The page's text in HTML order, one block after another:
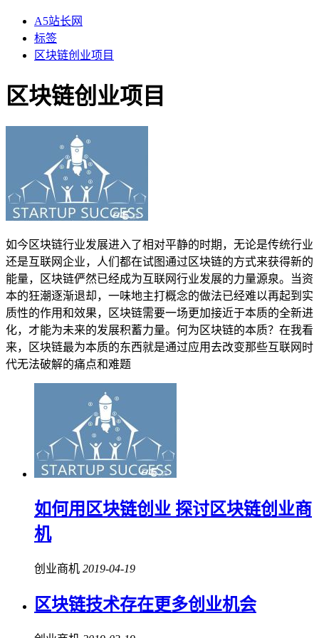
A5站长网
标签
区块链创业项目
区块链创业项目
如今区块链行业发展进入了相对平静的时期，无论是传统行业
还是互联网企业，人们都在试图通过区块链的方式来获得新的
能量，区块链俨然已经成为互联网行业发展的力量源泉。当资
本的狂潮逐渐退却，一味地主打概念的做法已经难以再起到实
质性的作用和效果，区块链需要一场更加接近于本质的全新进
化，才能为未来的发展积蓄力量。何为区块链的本质？在我看
来，区块链最为本质的东西就是通过应用去改变那些互联网时
代无法破解的痛点和难题
如何用区块链创业 探讨区块链创业商
机
创业商机 2019-04-19
区块链技术存在更多创业机会